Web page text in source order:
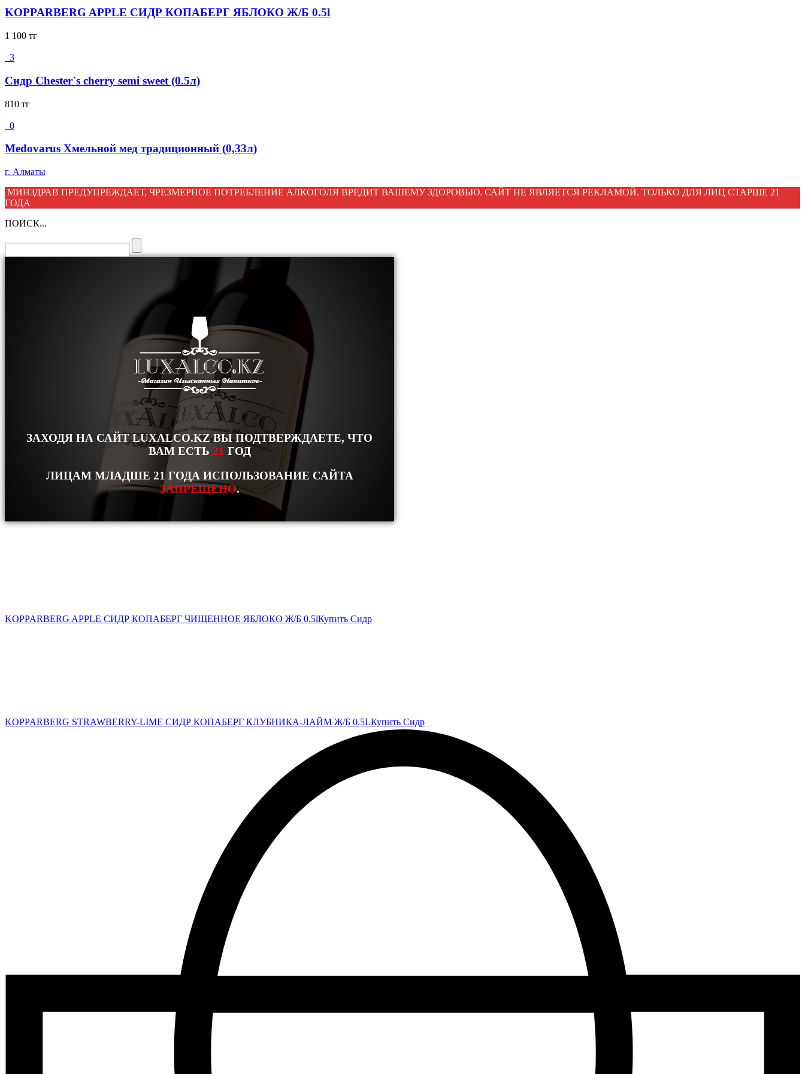
KOPPARBERG APPLE СИДР КОПАБЕРГ ЯБЛОКО Ж/Б 0.5l
1 100 тг
3
Сидр Chester`s cherry semi sweet (0.5л)
810 тг
0
Medovarus Хмельной мед традиционный (0,33л)
г. Алматы
МИНЗДРАВ ПРЕДУПРЕЖДАЕТ, ЧРЕЗМЕРНОЕ ПОТРЕБЛЕНИЕ АЛКОГОЛЯ ВРЕДИТ ВАШЕМУ ЗДОРОВЬЮ. САЙТ НЕ ЯВЛЯЕТСЯ РЕКЛАМОЙ. ТОЛЬКО ДЛЯ ЛИЦ СТАРШЕ 21
ГОДА
ПОИСК...
ЗАХОДЯ НА САЙТ LUXALCO.KZ ВЫ ПОДТВЕРЖДАЕТЕ, ЧТО
ВАМ ЕСТЬ 21 ГОД
ЛИЦАМ МЛАДШЕ 21 ГОДА ИСПОЛЬЗОВАНИЕ САЙТА
ЗАПРЕЩЕНО.
KOPPARBERG APPLE СИДР КОПАБЕРГ ЧИЩЕННОЕ ЯБЛОКО Ж/Б 0.5lКупить Сидр
KOPPARBERG STRAWBERRY-LIME СИДР КОПАБЕРГ КЛУБНИКА-ЛАЙМ Ж/Б 0.5LКупить Сидр